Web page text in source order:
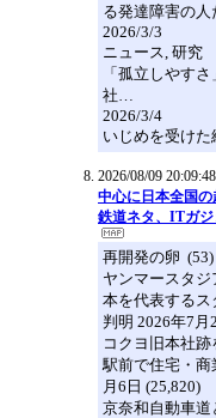
る発達障害の
2026/3/3
ニュース, 研究
「孤立しやす
社…
2026/3/4
いじめを受けた
2026/08/09 20:09:48
中心に日本全国の
鉄道ネタ、ITガジ
再開発の卵 (53)
ヤンマースタ
本を代表するス
判明 2026年7月
コクヨ旧本社
駅前で住宅・商
月6日 (25,820)
京奈和自動車